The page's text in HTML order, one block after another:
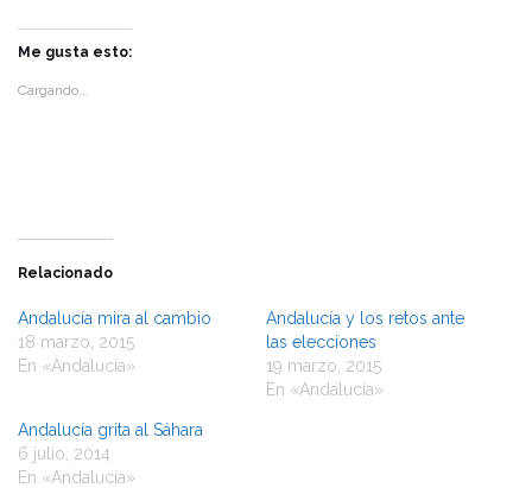
en
Twitter
abre
en
en
Facebook
Me gusta esto:
Cargando...
Relacionado
Andalucía mira al cambio
18 marzo, 2015
En «Andalucía»
Andalucía y los retos ante
las elecciones
19 marzo, 2015
En «Andalucía»
Andalucía grita al Sáhara
6 julio, 2014
En «Andalucía»